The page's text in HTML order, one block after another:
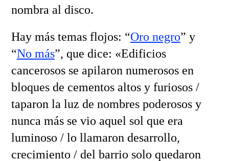
nombra al disco.
Hay más temas flojos: “Oro negro” y
“No más”, que dice: «Edificios
cancerosos se apilaron numerosos en
bloques de cementos altos y furiosos /
taparon la luz de nombres poderosos y
nunca más se vio aquel sol que era
luminoso / lo llamaron desarrollo,
crecimiento / del barrio solo quedaron